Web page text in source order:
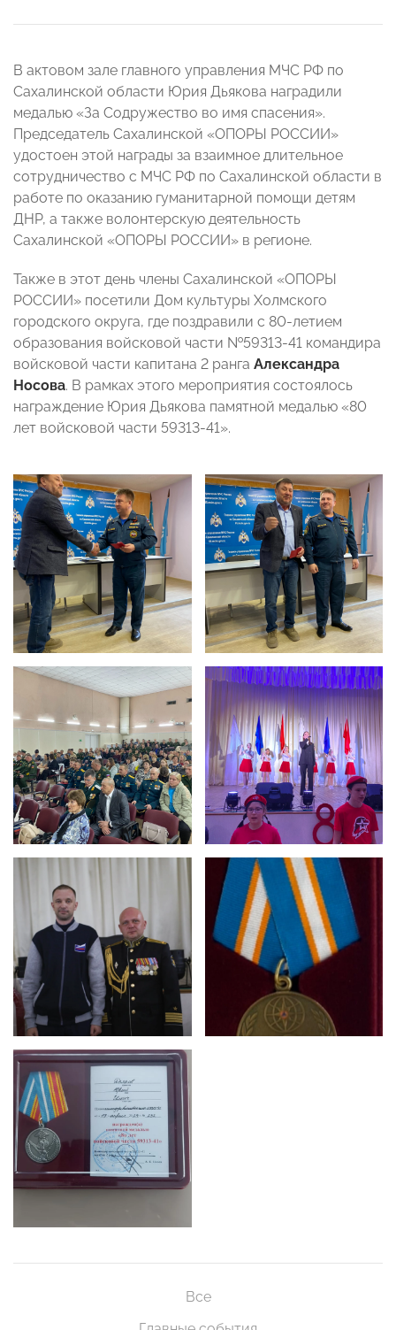
В актовом зале главного управления МЧС РФ по
Сахалинской области Юрия Дьякова наградили
медалью «За Содружество во имя спасения».
Председатель Сахалинской «ОПОРЫ РОССИИ»
удостоен этой награды за взаимное длительное
сотрудничество с МЧС РФ по Сахалинской области в
работе по оказанию гуманитарной помощи детям
ДНР, а также волонтерскую деятельность
Сахалинской «ОПОРЫ РОССИИ» в регионе.
Также в этот день члены Сахалинской «ОПОРЫ
РОССИИ» посетили Дом культуры Холмского
городского округа, где поздравили с 80-летием
образования войсковой части №59313-41 командира
войсковой части капитана 2 ранга Александра
Носова. В рамках этого мероприятия состоялось
награждение Юрия Дьякова памятной медалью «80
лет войсковой части 59313-41».
Все